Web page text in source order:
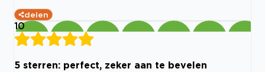
delen
10
5 sterren: perfect, zeker aan te bevelen